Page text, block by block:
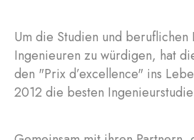
Um die Studien und beruflichen
Ingenieuren zu würdigen, hat
den "Prix d’excellence" ins
2012 die besten